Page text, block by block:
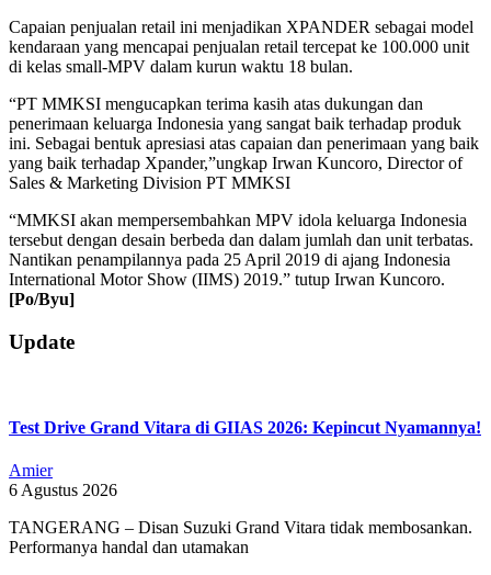
Capaian penjualan retail ini menjadikan XPANDER sebagai model
kendaraan yang mencapai penjualan retail tercepat ke 100.000 unit
di kelas small-MPV dalam kurun waktu 18 bulan.
“PT MMKSI mengucapkan terima kasih atas dukungan dan
penerimaan keluarga Indonesia yang sangat baik terhadap produk
ini. Sebagai bentuk apresiasi atas capaian dan penerimaan yang baik
yang baik terhadap Xpander,”ungkap Irwan Kuncoro, Director of
Sales & Marketing Division PT MMKSI
“MMKSI akan mempersembahkan MPV idola keluarga Indonesia
tersebut dengan desain berbeda dan dalam jumlah dan unit terbatas.
Nantikan penampilannya pada 25 April 2019 di ajang Indonesia
International Motor Show (IIMS) 2019.” tutup Irwan Kuncoro.
[Po/Byu]
2019-
04-
Update
Test Drive Grand Vitara di GIIAS 2026: Kepincut Nyamannya!
Amier
6 Agustus 2026
TANGERANG – Disan Suzuki Grand Vitara tidak membosankan.
Performanya handal dan utamakan